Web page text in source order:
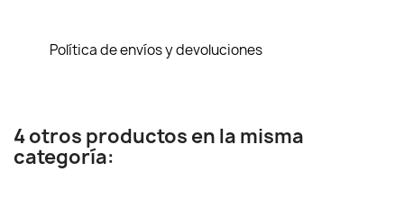
Política de envíos y devoluciones
4 otros productos en la misma
categoría: